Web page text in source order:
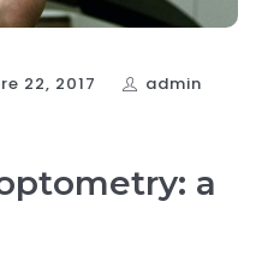
22, 2017
admin
a